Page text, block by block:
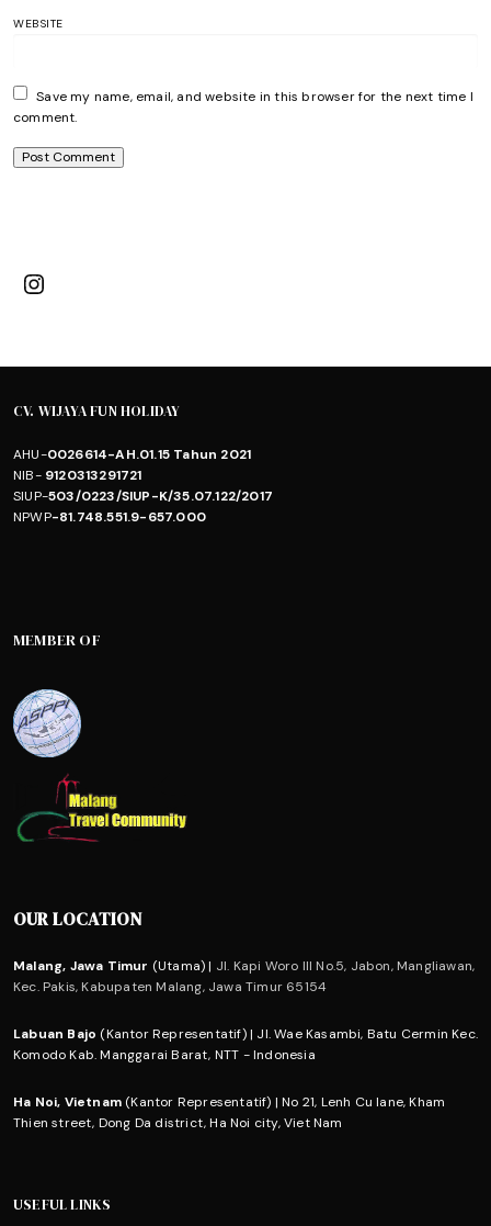
WEBSITE
Save my name, email, and website in this browser for the next time I
comment.
Instagram
CV. WIJAYA FUN HOLIDAY
AHU-0026614-AH.01.15 Tahun 2021
NIB-9120313291721
SIUP-503/0223/SIUP-K/35.07.122/2017
NPWP-81.748.551.9-657.000
MEMBER OF
OUR LOCATION
Malang, Jawa Timur (Utama) | Jl. Kapi Woro III No.5, Jabon, Mangliawan,
Kec. Pakis, Kabupaten Malang, Jawa Timur 65154
Labuan Bajo (Kantor Representatif) | Jl. Wae Kasambi, Batu Cermin Kec.
Komodo Kab. Manggarai Barat, NTT - Indonesia
Ha Noi, Vietnam (Kantor Representatif) | No 21, Lenh Cu lane, Kham
Thien street, Dong Da district, Ha Noi city, Viet Nam
USEFUL LINKS